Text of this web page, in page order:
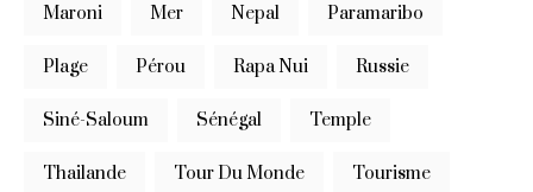
Maroni Mer Nepal Paramaribo
Plage Pérou Rapa Nui Russie
Siné-Saloum Sénégal Temple
Thailande Tour Du Monde Tourisme